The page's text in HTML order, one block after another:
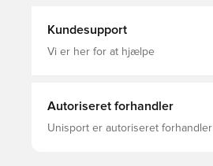
Kundesupport
Vi er her for at hjælpe
Autoriseret forhandler
Unisport er autoriseret